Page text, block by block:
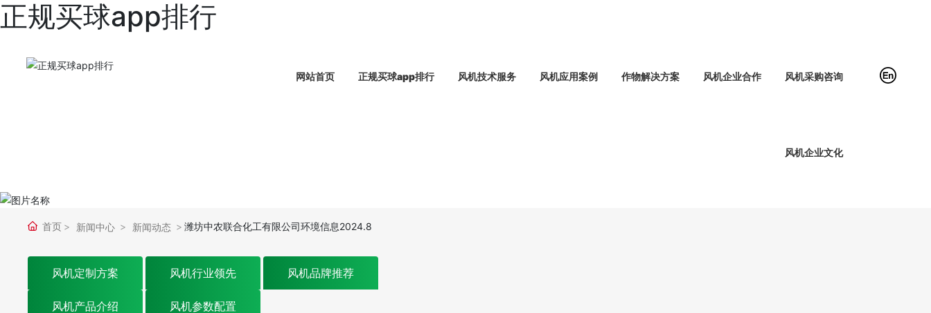
正规买球app排行
网站首页 正规买球app排行 风机技术服务 风机应用案例 作物解决方案 风机企业合作 风机采购咨询
风机企业文化
首页 新闻中心 新闻动态 潍坊中农联合化工有限公司环境信息2024.8
风机定制方案 风机行业领先 风机品牌推荐
风机产品介绍 风机参数配置